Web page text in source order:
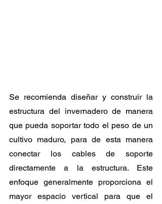
Se recomienda diseñar y construir la
estructura del invernadero de manera
que pueda soportar todo el peso de un
cultivo maduro, para de esta manera
conectar los cables de soporte
directamente a la estructura. Este
enfoque generalmente proporciona el
mayor espacio vertical para que el